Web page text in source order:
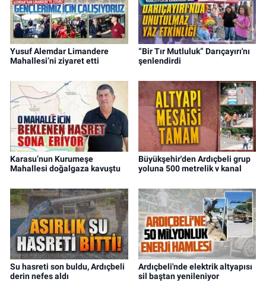
Yusuf Alemdar Limandere
Mahallesi’ni ziyaret etti
“Bir Tır Mutluluk” Darıçayırı'nı
şenlendirdi
Karasu’nun Kurumeşe
Mahallesi doğalgaza kavuştu
Büyükşehir'den Ardıçbeli grup
yoluna 500 metrelik v kanal
Su hasreti son buldu, Ardıçbeli
derin nefes aldı
Ardıçbeli'nde elektrik altyapısı
sil baştan yenileniyor